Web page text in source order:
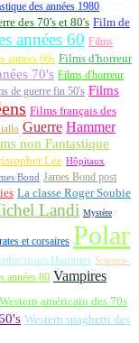
des années 1980
des 70's et 80's Film de
années 60 Films
années 60s Films d'horreur
70's Films d'horreur
de guerre fin 50's Films
Films français des
Guerre Hammer
non Fantastique
Lee Hôpitaux
Bond James Bond post
La classe Roger Soubie
Landi Mystère
et corsaires Polar
Hammer Science-
années 80 Vampires
Western américain des 70s
Western spaghetti des